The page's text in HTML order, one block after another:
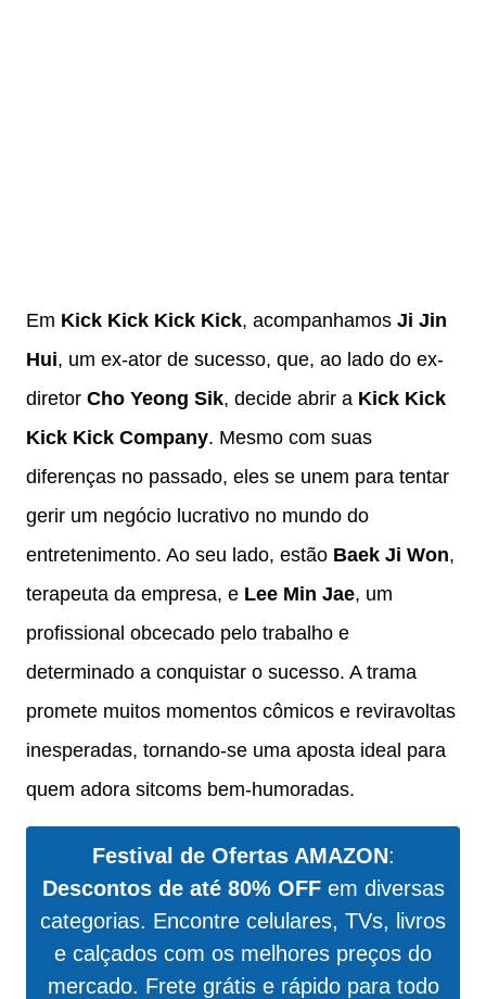
Em Kick Kick Kick Kick, acompanhamos Ji Jin
Hui, um ex-ator de sucesso, que, ao lado do ex-
diretor Cho Yeong Sik, decide abrir a Kick Kick
Kick Kick Company. Mesmo com suas
diferenças no passado, eles se unem para tentar
gerir um negócio lucrativo no mundo do
entretenimento. Ao seu lado, estão Baek Ji Won,
terapeuta da empresa, e Lee Min Jae, um
profissional obcecado pelo trabalho e
determinado a conquistar o sucesso. A trama
promete muitos momentos cômicos e reviravoltas
inesperadas, tornando-se uma aposta ideal para
quem adora sitcoms bem-humoradas.
Festival de Ofertas AMAZON:
Descontos de até 80% OFFem diversas
categorias. Encontre celulares, TVs, livros
e calçados com os melhores preços do
mercado. Frete grátis e rápido para todo